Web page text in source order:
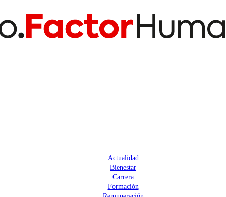
Actualidad
Bienestar
Carrera
Formación